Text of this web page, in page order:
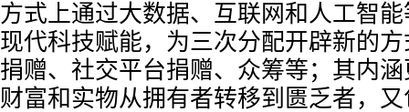
方式上通过大数据、互联网和人工智
现代科技赋能，为三次分配开辟新的
捐赠、社交平台捐赠、众筹等；其内
财富和实物从拥有者转移到匮乏者，